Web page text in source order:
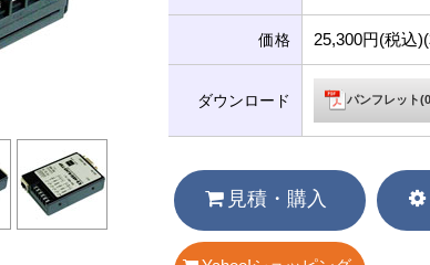
価格 25,300円(税込
ダウンロード パンフレット
見積・購入